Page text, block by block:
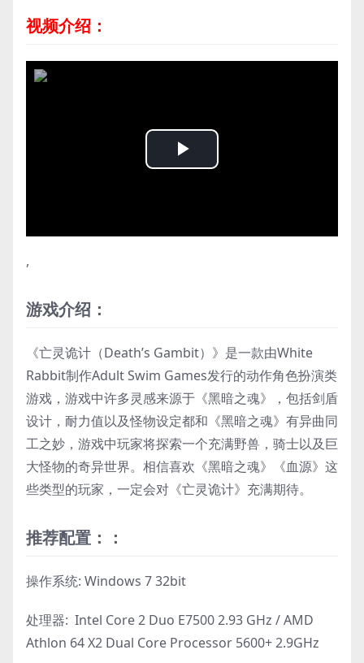
视频介绍：
Play
,
游戏介绍：
《亡灵诡计（Death’s Gambit）》是一款由White
Rabbit制作Adult Swim Games发行的动作角色扮演类
游戏，游戏中许多灵感来源于《黑暗之魂》，包括剑盾
设计，耐力值以及怪物设定都和《黑暗之魂》有异曲同
工之妙，游戏中玩家将探索一个充满野兽，骑士以及巨
大怪物的奇异世界。相信喜欢《黑暗之魂》《血源》这
些类型的玩家，一定会对《亡灵诡计》充满期待。
推荐配置：：
操作系统: Windows 7 32bit
处理器: Intel Core 2 Duo E7500 2.93 GHz / AMD
Athlon 64 X2 Dual Core Processor 5600+ 2.9GHz